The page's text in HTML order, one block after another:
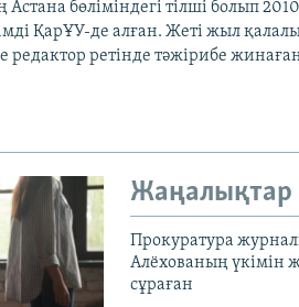
бөліміндегі тілші болып
ҚарҰУ-де алған. Жеті жыл
редактор ретінде тәжірибе
Жаңалықтар
Прокуратура
Алёхованың үкімін
сұраған